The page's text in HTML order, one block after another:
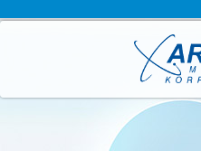
PAR MUMS